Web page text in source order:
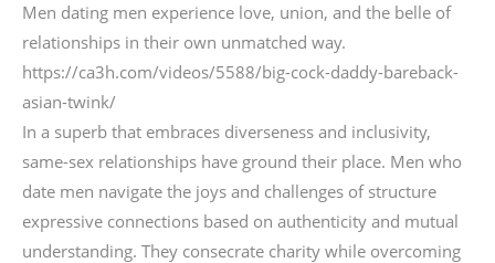
Men dating men experience love, union, and the belle of
relationships in their own unmatched way.
https://ca3h.com/videos/5588/big-cock-daddy-bareback-
asian-twink/
In a superb that embraces diverseness and inclusivity,
same-sex relationships have ground their place. Men who
date men navigate the joys and challenges of structure
expressive connections based on authenticity and mutual
understanding. They consecrate charity while overcoming